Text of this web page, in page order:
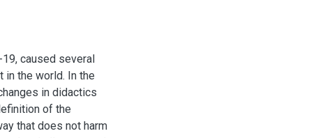
caused several
in the world. In the
in didactics
of the
that does not harm